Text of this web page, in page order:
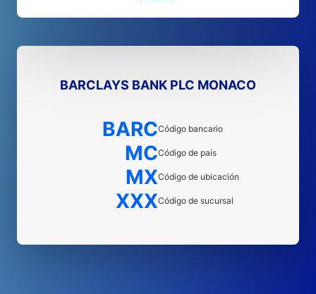
BARCLAYS BANK PLC MONACO
BARCCódigo bancario
MCCódigo de país
MXCódigo de ubicación
XXXCódigo de sucursal